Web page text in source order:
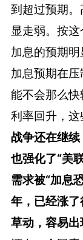
到超过预期
显走弱。按
加息的预期明
加息预期在
能不会那么
利率回升，这
战争还在继
也强化了“美
需求被“加息
年，已经涨
草动，容易出